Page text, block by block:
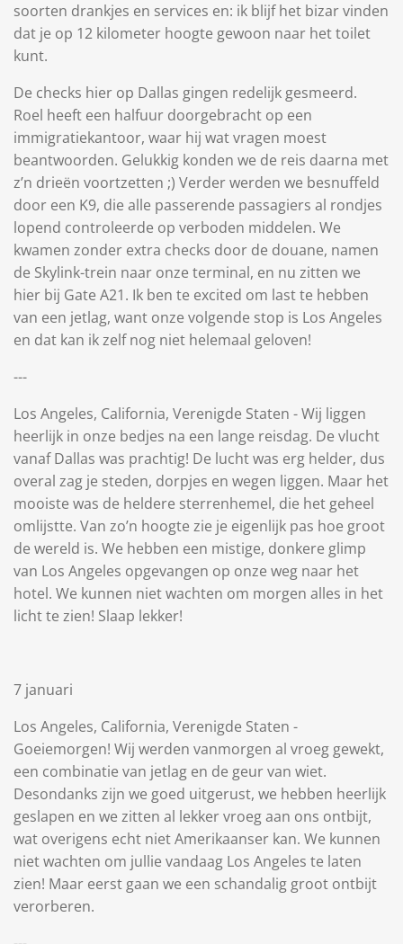
soorten drankjes en services en: ik blijf het bizar vinden
dat je op 12 kilometer hoogte gewoon naar het toilet
kunt.
De checks hier op Dallas gingen redelijk gesmeerd.
Roel heeft een halfuur doorgebracht op een
immigratiekantoor, waar hij wat vragen moest
beantwoorden. Gelukkig konden we de reis daarna met
z’n drieën voortzetten ;) Verder werden we besnuffeld
door een K9, die alle passerende passagiers al rondjes
lopend controleerde op verboden middelen. We
kwamen zonder extra checks door de douane, namen
de Skylink-trein naar onze terminal, en nu zitten we
hier bij Gate A21. Ik ben te excited om last te hebben
van een jetlag, want onze volgende stop is Los Angeles
en dat kan ik zelf nog niet helemaal geloven!
---
Los Angeles, California, Verenigde Staten - Wij liggen
heerlijk in onze bedjes na een lange reisdag. De vlucht
vanaf Dallas was prachtig! De lucht was erg helder, dus
overal zag je steden, dorpjes en wegen liggen. Maar het
mooiste was de heldere sterrenhemel, die het geheel
omlijstte. Van zo’n hoogte zie je eigenlijk pas hoe groot
de wereld is. We hebben een mistige, donkere glimp
van Los Angeles opgevangen op onze weg naar het
hotel. We kunnen niet wachten om morgen alles in het
licht te zien! Slaap lekker!
7 januari
Los Angeles, California, Verenigde Staten -
Goeiemorgen! Wij werden vanmorgen al vroeg gewekt,
een combinatie van jetlag en de geur van wiet.
Desondanks zijn we goed uitgerust, we hebben heerlijk
geslapen en we zitten al lekker vroeg aan ons ontbijt,
wat overigens echt niet Amerikaanser kan. We kunnen
niet wachten om jullie vandaag Los Angeles te laten
zien! Maar eerst gaan we een schandalig groot ontbijt
verorberen.